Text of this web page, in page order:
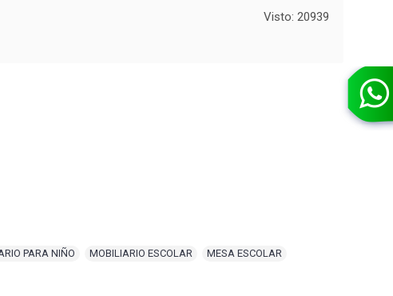
Visto: 20939
PARA NIÑO MOBILIARIO ESCOLAR MESA ESCOLAR